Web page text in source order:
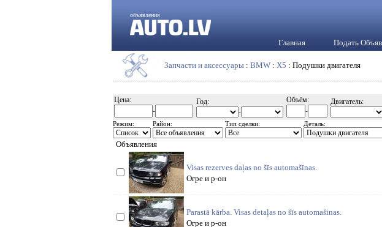
объявления
Главная Подать
Запчасти и аксессуары : BMW : X5 : Подушки двигателя
Цена:
-
Год:
-
Объём:
-
Двигатель:
Режим: Район: Тип сделки: Деталь:
Объявления
Visas rezerves daļas no šīs automašīnas.
Огре и р-он
Parastā kārba. Visas detaļas no šīs automašinas.
Огре и р-он